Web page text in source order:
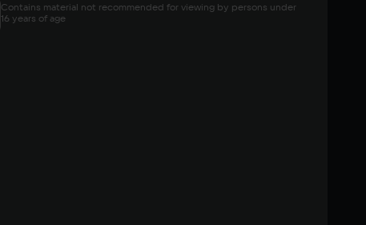
Contains material not recommended for viewing by persons under
16 years of age